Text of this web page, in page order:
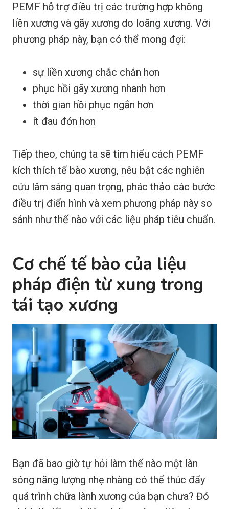
PEMF hỗ trợ điều trị các trường hợp không
liền xương và gãy xương do loãng xương. Với
phương pháp này, bạn có thể mong đợi:
sự liền xương chắc chắn hơn
phục hồi gãy xương nhanh hơn
thời gian hồi phục ngắn hơn
ít đau đớn hơn
Tiếp theo, chúng ta sẽ tìm hiểu cách PEMF
kích thích tế bào xương, nêu bật các nghiên
cứu lâm sàng quan trọng, phác thảo các bước
điều trị điển hình và xem phương pháp này so
sánh như thế nào với các liệu pháp tiêu chuẩn.
Cơ chế tế bào của liệu
pháp điện từ xung trong
tái tạo xương
Bạn đã bao giờ tự hỏi làm thế nào một làn
sóng năng lượng nhẹ nhàng có thể thúc đẩy
quá trình chữa lành xương của bạn chưa? Đó